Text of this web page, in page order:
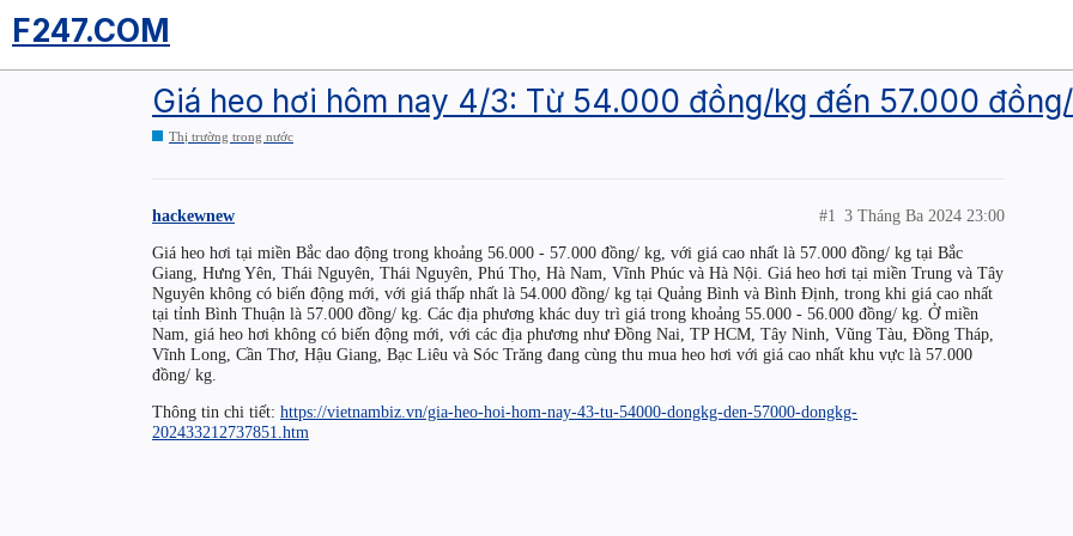
F247.COM
Giá heo hơi hôm nay 4/3: Từ 54.000 đồng/kg đến 57.000
Thị trường trong nước
hackewnew 3 Tháng Ba 2024 23:00
#1
Giá heo hơi tại miền Bắc dao động trong khoảng 56.000 - 57.000 đồng/ kg, với giá cao nhất là 57.000 đồng/ kg tại Bắc
Giang, Hưng Yên, Thái Nguyên, Thái Nguyên, Phú Thọ, Hà Nam, Vĩnh Phúc và Hà Nội. Giá heo hơi tại miền Trung và Tây
Nguyên không có biến động mới, với giá thấp nhất là 54.000 đồng/ kg tại Quảng Bình và Bình Định, trong khi giá cao nhất
tại tỉnh Bình Thuận là 57.000 đồng/ kg. Các địa phương khác duy trì giá trong khoảng 55.000 - 56.000 đồng/ kg. Ở miền
Nam, giá heo hơi không có biến động mới, với các địa phương như Đồng Nai, TP HCM, Tây Ninh, Vũng Tàu, Đồng Tháp,
Vĩnh Long, Cần Thơ, Hậu Giang, Bạc Liêu và Sóc Trăng đang cùng thu mua heo hơi với giá cao nhất khu vực là 57.000
đồng/ kg.
Thông tin chi tiết: https://vietnambiz.vn/gia-heo-hoi-hom-nay-43-tu-54000-dongkg-den-57000-dongkg-
202433212737851.htm